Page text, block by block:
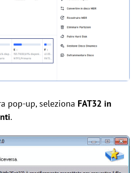
pop-up, seleziona FAT32 in
.